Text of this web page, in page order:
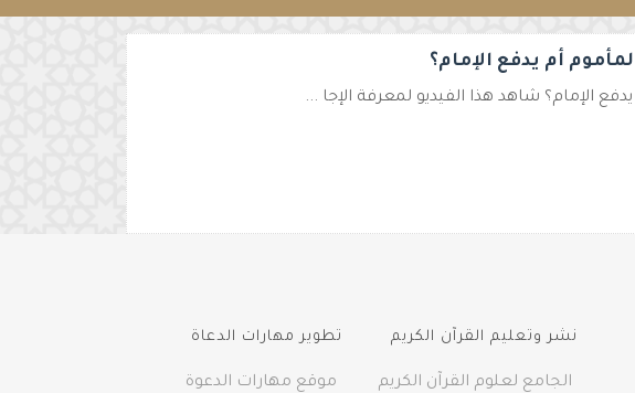
أم يدفع الإمام؟
الإمام؟ شاهد هذا الفيديو لمعرفة الإجا ...
نشر وتعليم القرآن الكريم
الجامع لعلوم القرآن الكريم
تطوير مهارات الدعاة
موقع مهارات الدعوة